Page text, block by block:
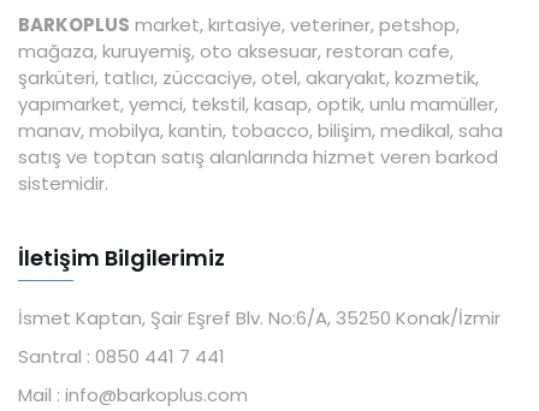
BARKOPLUS market, kırtasiye, veteriner, petshop,
mağaza, kuruyemiş, oto aksesuar, restoran cafe,
şarküteri, tatlıcı, züccaciye, otel, akaryakıt, kozmetik,
yapımarket, yemci, tekstil, kasap, optik, unlu mamüller,
manav, mobilya, kantin, tobacco, bilişim, medikal, saha
satış ve toptan satış alanlarında hizmet veren barkod
sistemidir.
İletişim Bilgilerimiz
İsmet Kaptan, Şair Eşref Blv. No:6/A, 35250 Konak/İzmir
Santral : 0850 441 7 441
Mail : info@barkoplus.com